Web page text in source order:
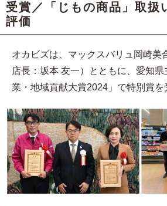
受賞／「じもの商品」取扱
評価
オカビズは、マックスバリュ岡崎美
店長：坂本 友一）とともに、愛知
業・地域貢献大賞2024」で特別賞を